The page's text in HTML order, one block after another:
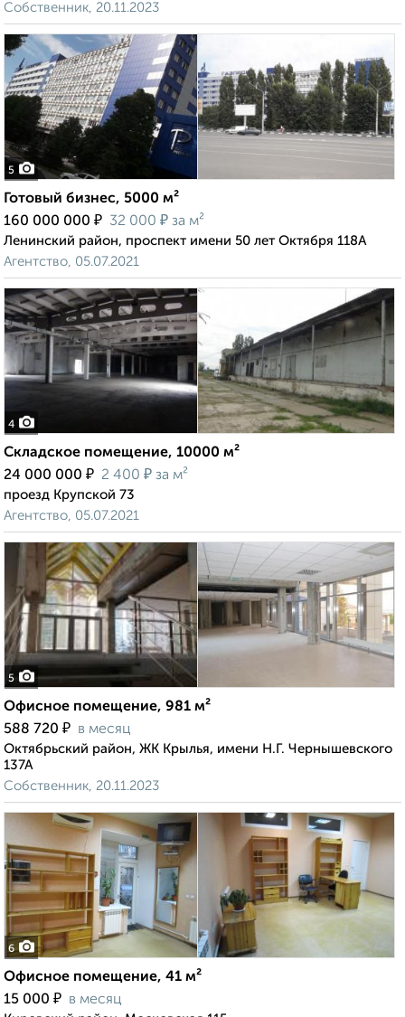
Собственник, 20.11.2023
5
Готовый бизнес, 5000 м²
160 000 000 ₽ 32 000 ₽ за м²
Ленинский район, проспект имени 50 лет Октября 118А
Агентство, 05.07.2021
4
Складское помещение, 10000 м²
24 000 000 ₽ 2 400 ₽ за м²
проезд Крупской 73
Агентство, 05.07.2021
5
Офисное помещение, 981 м²
588 720 ₽ в месяц
Октябрьский район, ЖК Крылья, имени Н.Г. Чернышевского
137А
Собственник, 20.11.2023
6
Офисное помещение, 41 м²
15 000 ₽ в месяц